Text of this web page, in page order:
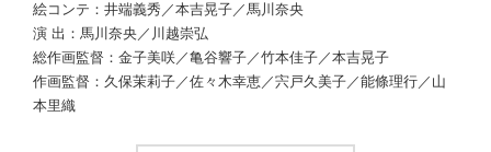
絵コンテ：井端義秀／本吉晃子／馬川奈央
演 出：馬川奈央／川越崇弘
総作画監督：金子美咲／亀谷響子／竹本佳子／本吉晃子
作画監督：久保茉莉子／佐々木幸恵／宍戸久美子／能條理行／山
本里織